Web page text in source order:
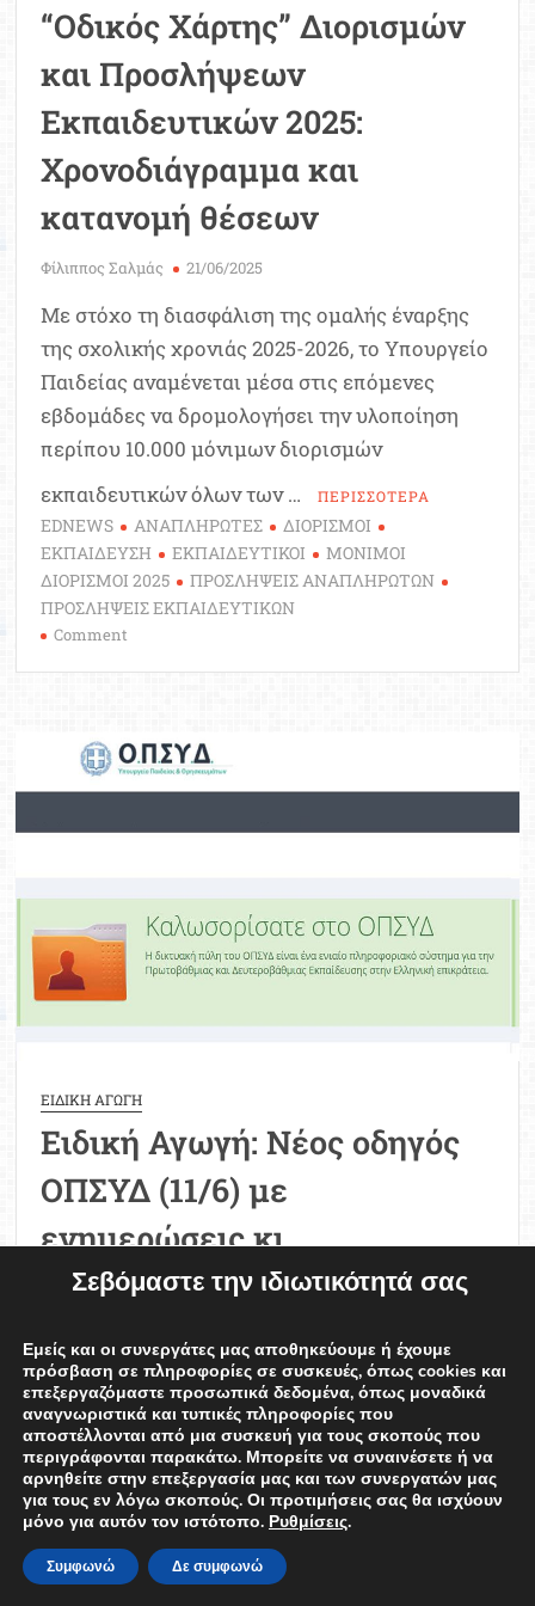
“Οδικός Χάρτης” Διορισμών
και Προσλήψεων
Εκπαιδευτικών 2025:
Χρονοδιάγραμμα και
κατανομή θέσεων
Φίλιππος Σαλμάς 21/06/2025
Με στόχο τη διασφάλιση της ομαλής έναρξης
της σχολικής χρονιάς 2025-2026, το Υπουργείο
Παιδείας αναμένεται μέσα στις επόμενες
εβδομάδες να δρομολογήσει την υλοποίηση
περίπου 10.000 μόνιμων διορισμών
εκπαιδευτικών όλων των …
ΠΕΡΙΣΣΟΤΕΡΑ
EDNEWS ΑΝΑΠΛΗΡΩΤΕΣ
ΔΙΟΡΙΣΜΟΙ
ΕΚΠΑΙΔΕΥΣΗ
ΕΚΠΑΙΔΕΥΤΙΚΟΙ
ΜΟΝΙΜΟΙ
ΔΙΟΡΙΣΜΟΙ 2025
ΠΡΟΣΛΗΨΕΙΣ ΑΝΑΠΛΗΡΩΤΩΝ
ΠΡΟΣΛΗΨΕΙΣ ΕΚΠΑΙΔΕΥΤΙΚΩΝ
Comment
και
Προσλήψεων
Εκπαιδευτικών
κατανομή
θέσεων
ΕΙΔΙΚΗ ΑΓΩΓΗ
Ειδική Αγωγή: Νέος οδηγός
ΟΠΣΥΔ (11/6) με
ενημερώσεις κι
επισημάνσεις για τους
υποψήφιους εκπαιδευτικούς
και μέλη ΕΕΠ/ΕΒΠ
EDweek Newsroom 13/06/2025
Δημοσιεύθηκε την Τετάρτη 11 Ιουνίου, νέο
επικαιροποιημένο εγχειρίδιο οδηγιών ΟΠΣΥΔ
που αφορά τις ενέργειες που απαιτούνται από
τους υποψήφιους των Προκηρύξεων ΑΣΕΠ
Σεβόμαστε την ιδιωτικότητά σας
Εμείς και οι συνεργάτες μας αποθηκεύουμε ή έχουμε
πρόσβαση σε πληροφορίες σε συσκευές, όπως cookies και
επεξεργαζόμαστε προσωπικά δεδομένα, όπως μοναδικά
αναγνωριστικά και τυπικές πληροφορίες που
αποστέλλονται από μια συσκευή για τους σκοπούς που
περιγράφονται παρακάτω. Μπορείτε να συναινέσετε ή να
αρνηθείτε στην επεξεργασία μας και των συνεργατών μας
για τους εν λόγω σκοπούς. Οι προτιμήσεις σας θα ισχύουν
μόνο για αυτόν τον ιστότοπο. Ρυθμίσεις.
Συμφωνώ Δε συμφωνώ